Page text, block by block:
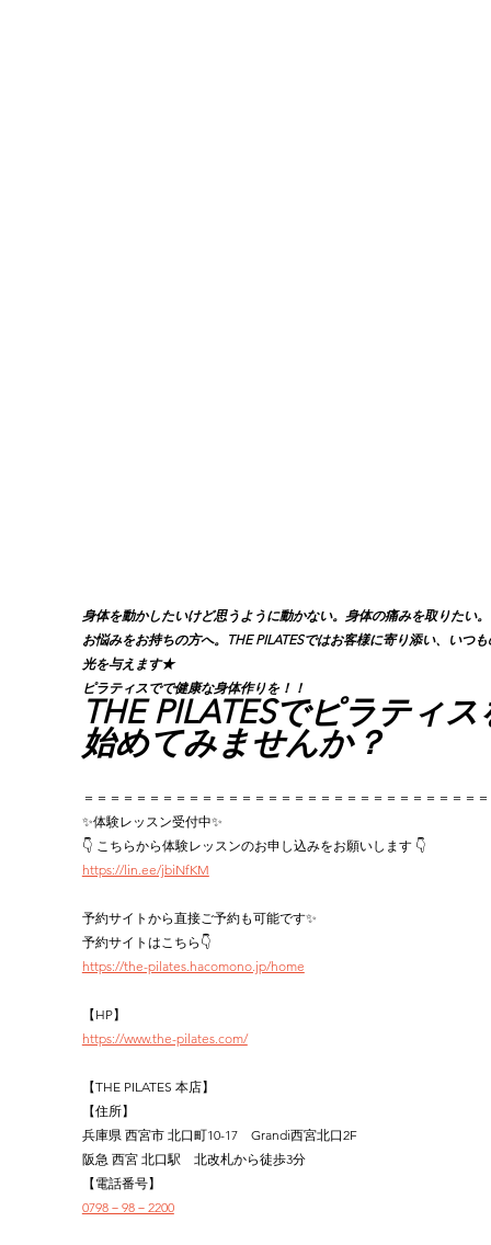
身体を動かしたいけど思うように動かない。身体の痛みを取りたい
お悩みをお持ちの方へ。THE PILATESではお客様に寄り添い、いつ
光を与えます★
ピラティスでで健康な身体作りを！！
THE PILATESでピラティス
始めてみませんか？
＝＝＝＝＝＝＝＝＝＝＝＝＝＝＝＝＝＝＝＝＝＝＝＝＝＝＝＝＝＝
✨体験レッスン受付中✨
👇 こちらから体験レッスンのお申し込みをお願いします 👇
https://lin.ee/jbiNfKM
予約サイトから直接ご予約も可能です✨
予約サイトはこちら👇
https://the-pilates.hacomono.jp/home
【HP】
https://www.the-pilates.com/
【THE PILATES 本店】
【住所】
兵庫県 西宮市 北口町10-17　Grandi西宮北口2F
阪急 西宮 北口駅　北改札から徒歩3分
【電話番号】
0798－98－2200